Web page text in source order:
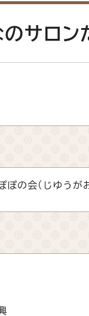
のサロン
ぽの会（じゆうが